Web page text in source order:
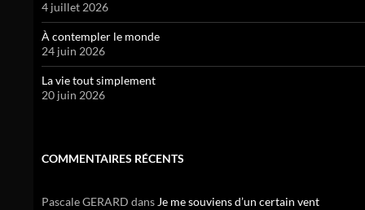
4 juillet 2026
À contempler le monde
24 juin 2026
La vie tout simplement
20 juin 2026
COMMENTAIRES RÉCENTS
Pascale GERARD dansJe me souviens d’un certain vent